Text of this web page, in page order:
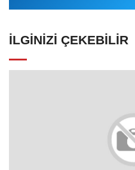
İLGINIZI ÇEKEBILIR